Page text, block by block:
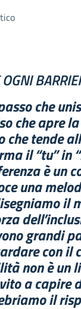
OGNI
che
che apre
che tende
il “tu” in
è un
una
il
grandi
con il
non è un
a capire
il